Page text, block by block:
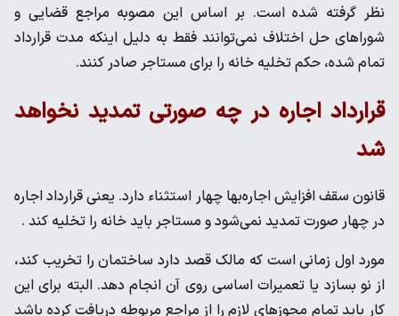
نظر گرفته شده است. بر اساس این مصوبه مراجع قضایی و
شوراهای حل اختلاف نمی‌توانند فقط به دلیل اینکه مدت قرارداد
تمام شده، حکم تخلیه خانه را برای مستاجر صادر کنند.
قرارداد اجاره در چه صورتی تمدید نخواهد
شد
قانون سقف افزایش اجاره‌بها چهار استثناء دارد. یعنی قرارداد اجاره
در چهار صورت تمدید نمی‌شود و مستاجر باید خانه را تخلیه کند .
مورد اول زمانی است که مالک قصد دارد ساختمان را تخریب کند،
از نو بسازد یا تعمیرات اساسی روی آن انجام دهد. البته برای این
کار باید تمام مجوزهای لازم را از مراجع مربوطه دریافت کرده باشد